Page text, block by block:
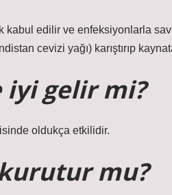
kabul edilir ve enfeksiyonlarla
cevizi yağı) karıştırıp
iyi gelir mi?
oldukça etkilidir.
mu?